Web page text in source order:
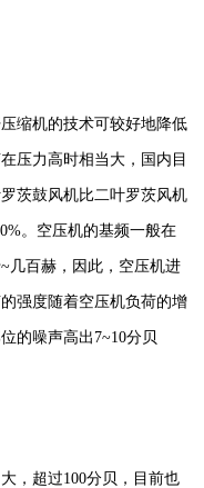
缩机的技术可较好地降低
压力高时相当大，国内目
茨鼓风机比二叶罗茨风机
。空压机的基频一般在
几百赫，因此，空压机进
强度随着空压机负荷的增
的噪声高出7~10分贝
超过100分贝，目前也